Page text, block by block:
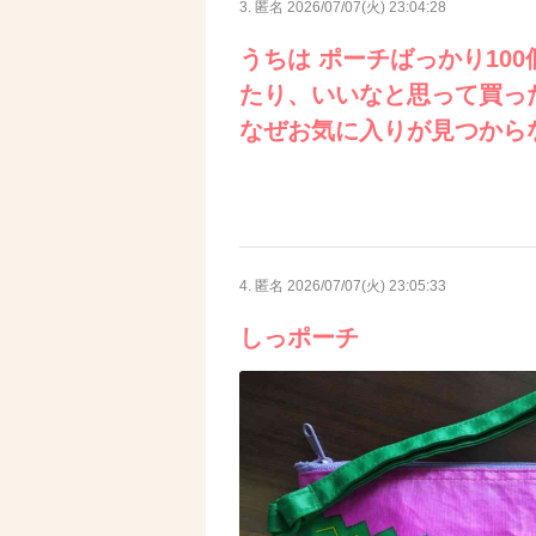
3. 匿名 2026/07/07(火) 23:04:28
うちは ポーチばっかり
たり、いいなと思って買
なぜお気に入りが見つから
4. 匿名 2026/07/07(火) 23:05:33
しっポーチ